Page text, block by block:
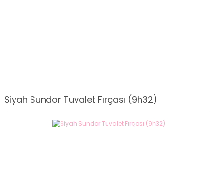
Siyah Sundor Tuvalet Fırçası (9h32)